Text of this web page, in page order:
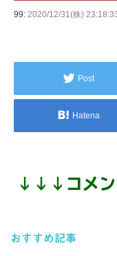
99: 2020/12/31(株)
Post
Hatena
↓ ↓ ↓ コメ
おすすめ記事